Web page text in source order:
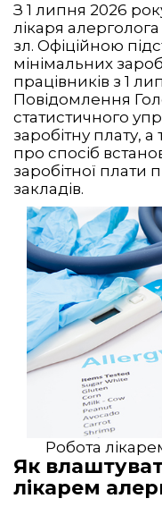
З 1 липня 2026
лікаря
зл. Офіційною
мінімальних
працівників з 1
Повідомлення
статистичного
заробітну плату,
про спосіб
заробітної плати
закладів.
Робота
Як
лікарем